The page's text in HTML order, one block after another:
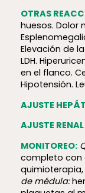
OTRAS
huesos. Dolor
Elevación de
LDH.
en el flanco.
Hipotensión.
AJUSTE
AJUSTE
MONITOREO:
completo con
de médula: